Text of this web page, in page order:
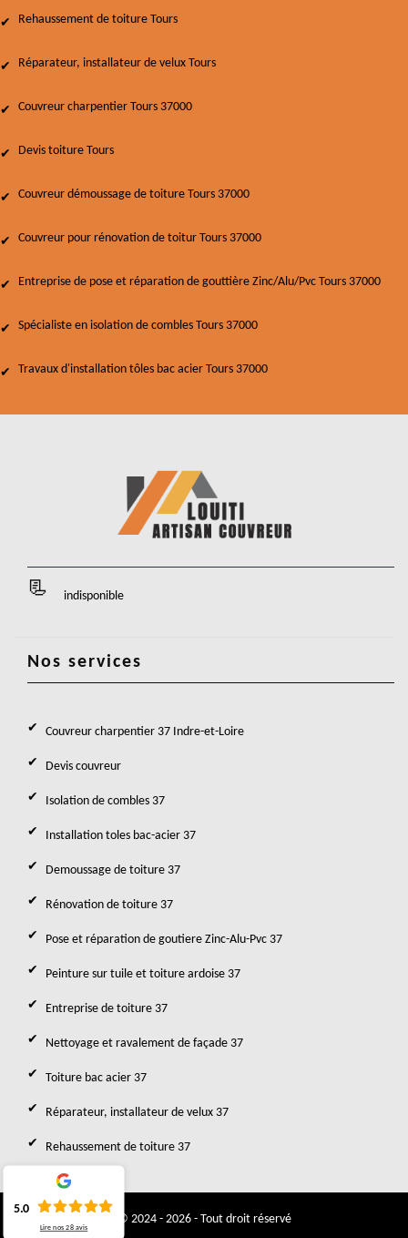
Rehaussement de toiture Tours
Réparateur, installateur de velux Tours
Couvreur charpentier Tours 37000
Devis toiture Tours
Couvreur démoussage de toiture Tours 37000
Couvreur pour rénovation de toitur Tours 37000
Entreprise de pose et réparation de gouttière Zinc/Alu/Pvc Tours 37000
Spécialiste en isolation de combles Tours 37000
Travaux d'installation tôles bac acier Tours 37000
indisponible
Nos services
Couvreur charpentier 37 Indre-et-Loire
Devis couvreur
Isolation de combles 37
Installation toles bac-acier 37
Demoussage de toiture 37
Rénovation de toiture 37
Pose et réparation de goutiere Zinc-Alu-Pvc 37
Peinture sur tuile et toiture ardoise 37
Entreprise de toiture 37
Nettoyage et ravalement de façade 37
Toiture bac acier 37
Réparateur, installateur de velux 37
Rehaussement de toiture 37
© 2024 - 2026 - Tout droit réservé
5.0
Lire nos28 avis